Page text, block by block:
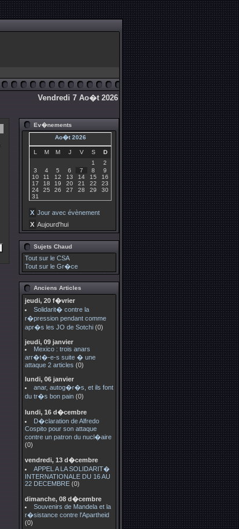
Vendredi 7 Ao�t 2026
Ev�nements
Ao�t 2026
L M M J V S
D
1
2
3
4 5 6 7 8
9
10
11 12 13 14 15
16
17
18 19 20 21 22
23
24
25 26 27 28 29
30
31
X Jour avec évènement
X Aujourd'hui
Sujets Chaud
Tout sur le CSA
Tout sur le Gr�ce
Anciens Articles
jeudi, 20 f�vrier
Solidarit� contre la
r�pression pendant comme
apr�s les JO de Sotchi (0)
jeudi, 09 janvier
Mexico : trois anars
arr�t�-e-s suite � une
attaque 2 articles (0)
lundi, 06 janvier
anar, autog�r�s, et ils font
du tr�s bon pain (0)
lundi, 16 d�cembre
D�claration de Alfredo
Cospito pour son attaque
contre un patron du nucl�aire
(0)
vendredi, 13 d�cembre
APPEL A LA SOLIDARIT�
INTERNATIONALE DU 16 AU
22 DECEMBRE (0)
dimanche, 08 d�cembre
Souvenirs de Mandela et la
r�sistance contre l'Apartheid
(0)